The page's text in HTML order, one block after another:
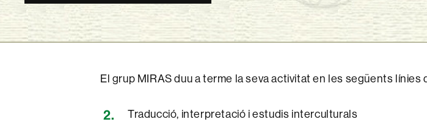
El grup MIRAS duu a terme la seva activitat en les següents línies
Traducció, interpretació i estudis interculturals